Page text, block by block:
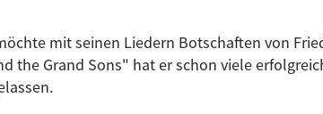
mit seinen Liedern Botschaften von
the Grand Sons" hat er schon viele